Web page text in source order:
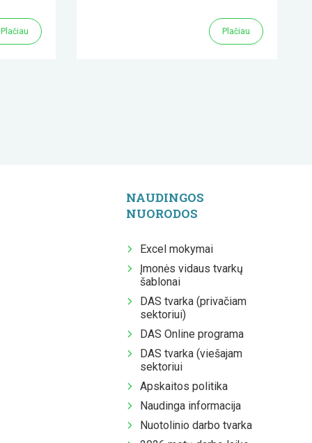
Plačiau Plačiau
NAUDINGOS
NUORODOS
Excel mokymai
Įmonės vidaus tvarkų
šablonai
DAS tvarka (privačiam
sektoriui)
DAS Online programa
DAS tvarka (viešajam
sektoriui
Apskaitos politika
Naudinga informacija
Nuotolinio darbo tvarka